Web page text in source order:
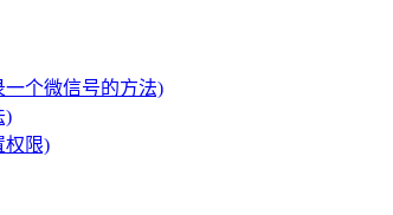
个微信号的方法)
)
权限)